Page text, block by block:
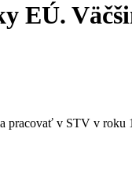
EÚ.
v STV v